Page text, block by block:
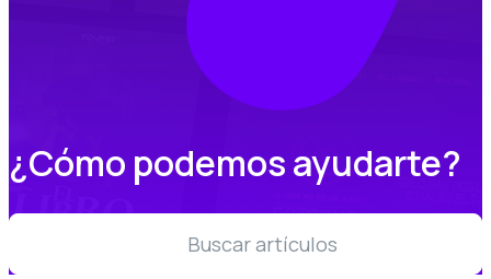
¿Cómo podemos ayudarte?
Buscar artículos